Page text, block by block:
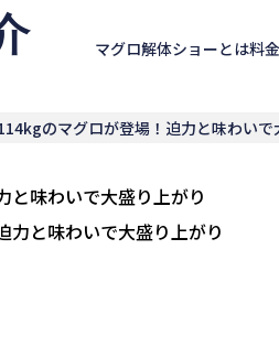
マグロ解体ショーとは料金
のマグロが登場！迫力と味わいで
と味わいで大盛り上がり